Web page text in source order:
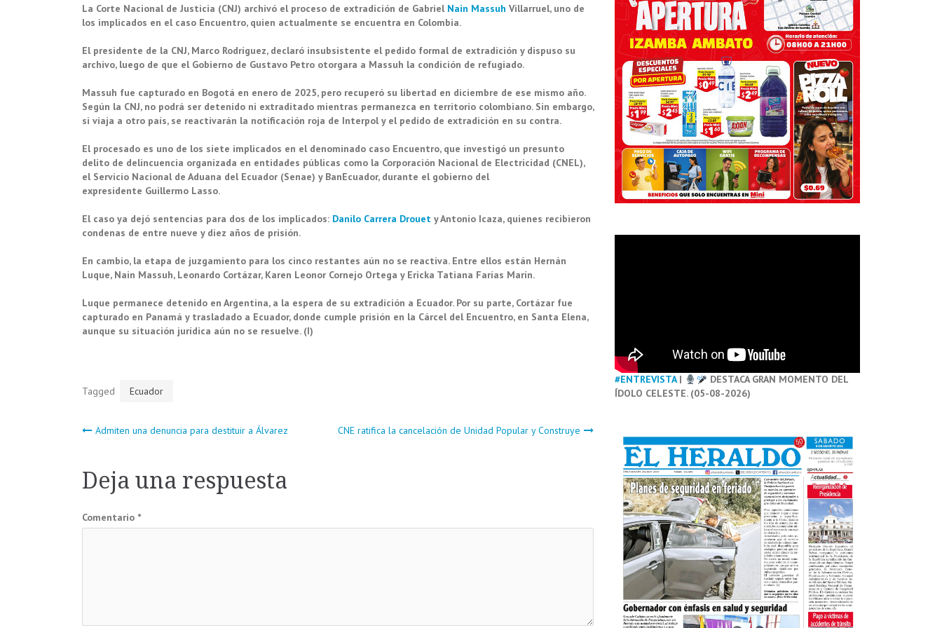
La Corte Nacional de Justicia (CNJ) archivó el proceso de extradición de Gabriel Nain Massuh Villarruel, uno de
los implicados en el caso Encuentro, quien actualmente se encuentra en Colombia.
El presidente de la CNJ, Marco Rodríguez, declaró insubsistente el pedido formal de extradición y dispuso su
archivo, luego de que el Gobierno de Gustavo Petro otorgara a Massuh la condición de refugiado.
Massuh fue capturado en Bogotá en enero de 2025, pero recuperó su libertad en diciembre de ese mismo año.
Según la CNJ, no podrá ser detenido ni extraditado mientras permanezca en territorio colombiano. Sin embargo,
si viaja a otro país, se reactivarán la notificación roja de Interpoly el pedido de extradición en su contra.
El procesado es uno de los siete implicados en el denominado caso Encuentro, que investigó un presunto
delito de delincuencia organizada en entidades públicas como la Corporación Nacional de Electricidad (CNEL),
el Servicio Nacional de Aduana del Ecuador (Senae) y BanEcuador, durante el gobierno del
expresidente Guillermo Lasso.
El caso ya dejó sentencias para dos de los implicados: Danilo Carrera Drouet yAntonio Icaza, quienes recibieron
condenas de entre nueve y diez años de prisión.
En cambio, la etapa de juzgamiento para los cinco restantes aún no se reactiva. Entre ellos están Hernán
Luque, Nain Massuh, Leonardo Cortázar, Karen Leonor Cornejo Ortega y Ericka Tatiana Farías Marín.
Luque permanece detenido en Argentina, a la espera de su extradición a Ecuador. Por su parte, Cortázar fue
capturado en Panamá y trasladado a Ecuador, donde cumple prisión en la Cárcel del Encuentro, en Santa Elena,
aunque su situación jurídica aún no se resuelve. (I)
Tagged Ecuador
Navegación
de
entradas
Admiten una denuncia para destituir a Álvarez CNE ratifica la cancelación de Unidad Popular y Construye
Deja una respuesta
Comentario *
#ENTREVISTA|
DESTACA GRAN MOMENTO DEL
ÍDOLO CELESTE. (05-08-2026)